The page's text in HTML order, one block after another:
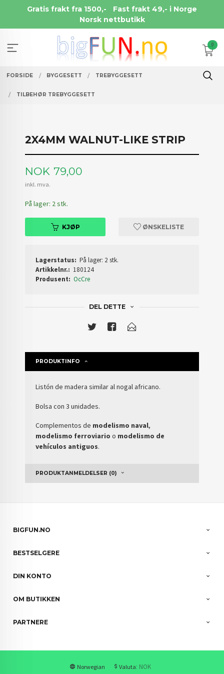
Gratis frakt fra 1500,-
Fast frakt 49,- i Norge
Norsk nettbutikk
0
FORSIDE BYGGESETT TREBYGGESETT
TILBEHØR TREBYGGESETT
2X4MM WALNUT-LIKE STRIP
Pris
NOK 79,00
inkl. mva.
På lager: 2 stk.
KJØP ØNSKELISTE
Lagerstatus: På lager: 2 stk.
Artikkelnr.: 180124
Produsent: OcCre
DEL DETTE
PRODUKTINFO
Listón de madera similar al nogal africano.
Bolsa con 3 unidades.
Complementos de modelismo naval,
modelismo ferroviario o modelismo de
vehículos antiguos.
PRODUKTANMELDELSER (0)
BIGFUN.NO
BESTSELGERE
DIN KONTO
OM BUTIKKEN
PARTNERE
Norwegian Valuta: NOK